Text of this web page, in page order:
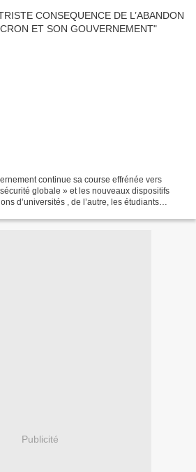
continue sa course effrénée vers
globale » et les nouveaux dispositifs
d’universités , de l’autre, les étudiants
Publicité